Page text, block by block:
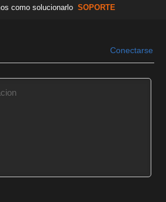
como solucionarlo SOPORTE
Conectarse